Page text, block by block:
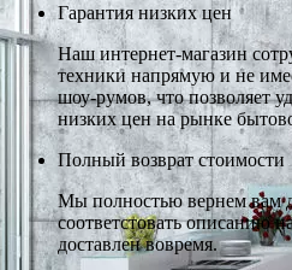
Гарантия низких цен
Наш интернет-магазин
техники напрямую и не
шоу-румов, что позволяет
низких цен на рынке
Полный возврат стоимости
Мы полностью вернем вам
соответстовать описанию
доставлен вовремя.